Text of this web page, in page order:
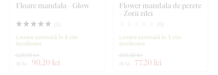
Floare mandala - Glow
( 1 )
Livrare estimată în 4 zile
lucrătoare
de la 90,20 lei
128,90 lei
Flower mandala de perete
- Zorii zilei
( 0)
Livrare estimată în 3 zile
lucrătoare
de la 77,20 lei
103,00 lei